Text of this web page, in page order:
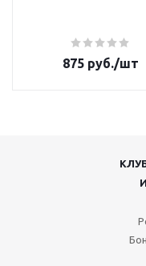
875руб./шт